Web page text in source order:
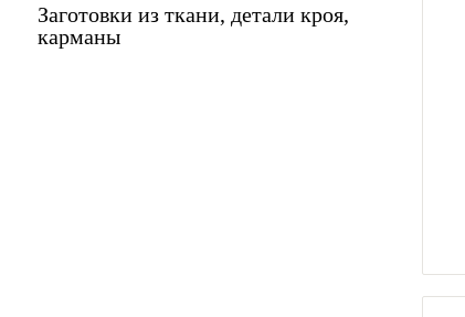
Заготовки из ткани, детали кроя,
карманы